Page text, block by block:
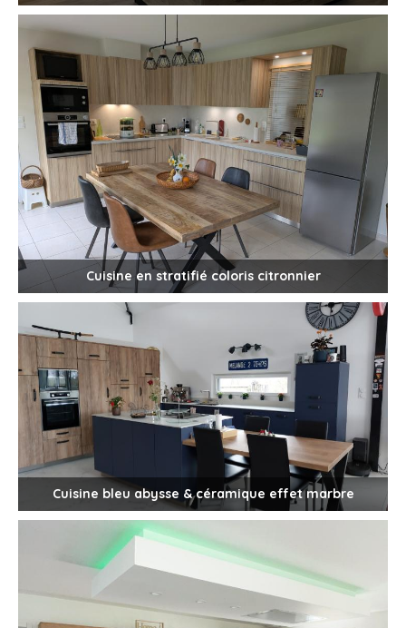
Cuisine en stratifié coloris citronnier
Cuisine bleu abysse & céramique effet marbre